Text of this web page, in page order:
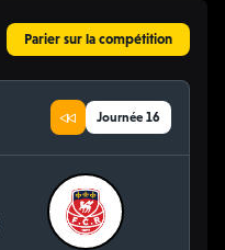
Parier sur la compétition
Journée 16